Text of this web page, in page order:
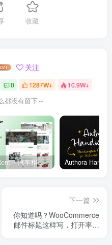
收藏
关注
0 1287W+ 10.9W+
都没有留下～
AutoRent – 汽车租赁服务 Elementor 模板套件
下一篇
你知道吗？WooCommerce
邮件标题这样写，打开率能